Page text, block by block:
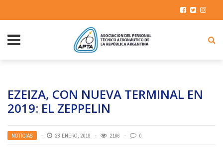
EZEIZA, CON NUEVA TERMINAL EN
2019: EL ZEPPELIN
NOTICIAS 28 ENERO, 2019 2166 0